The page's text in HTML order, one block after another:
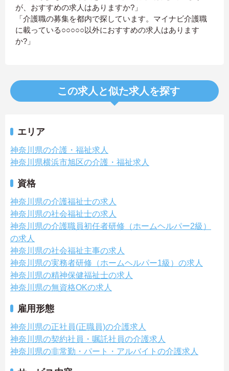
が、おすすめの求人はありますか?」
「介護職の募集を都内で探しています。マイナビ介護職
に載っている○○○○○以外におすすめの求人はあります
か?」
この求人と似た求人を探す
エリア
神奈川県の介護・福祉求人
神奈川県横浜市旭区の介護・福祉求人
資格
神奈川県の介護福祉士の求人
神奈川県の社会福祉士の求人
神奈川県の介護職員初任者研修（ホームヘルパー2級）
の求人
神奈川県の社会福祉主事の求人
神奈川県の実務者研修（ホームヘルパー1級）の求人
神奈川県の精神保健福祉士の求人
神奈川県の無資格OKの求人
雇用形態
神奈川県の正社員(正職員)の介護求人
神奈川県の契約社員・嘱託社員の介護求人
神奈川県の非常勤・パート・アルバイトの介護求人